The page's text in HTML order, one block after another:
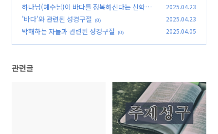
하나님(예수님)이 바다를 정복하신다는 신학적
의미와 관련된 성경구절
(0)
2025.04.23
'바다'와 관련된 성경구절 (0) 2025.04.23
박해하는 자들과 관련된 성경구절 (0) 2025.04.05
관련글